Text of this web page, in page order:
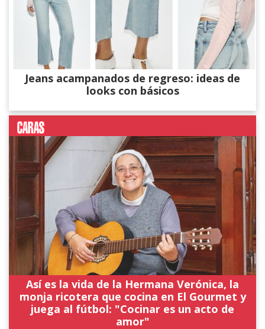
Jeans acampanados de regreso: ideas de
looks con básicos
Así es la vida de la Hermana Verónica, la
monja ricotera que cocina en El Gourmet y
juega al fútbol: "Cocinar es un acto de
amor"